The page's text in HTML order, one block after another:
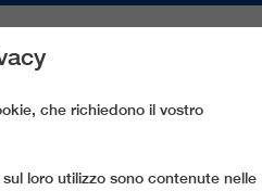
CLIENTI
che richiedono il vostro
loro utilizzo sono contenute nelle